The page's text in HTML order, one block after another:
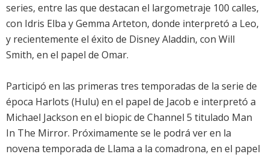
series, entre las que destacan el largometraje 100 calles,
con Idris Elba y Gemma Arteton, donde interpretó a Leo,
y recientemente el éxito de Disney Aladdin, con Will
Smith, en el papel de Omar.
Participó en las primeras tres temporadas de la serie de
época Harlots (Hulu) en el papel de Jacob e interpretó a
Michael Jackson en el biopic de Channel 5 titulado Man
In The Mirror. Próximamente se le podrá ver en la
novena temporada de Llama a la comadrona, en el papel